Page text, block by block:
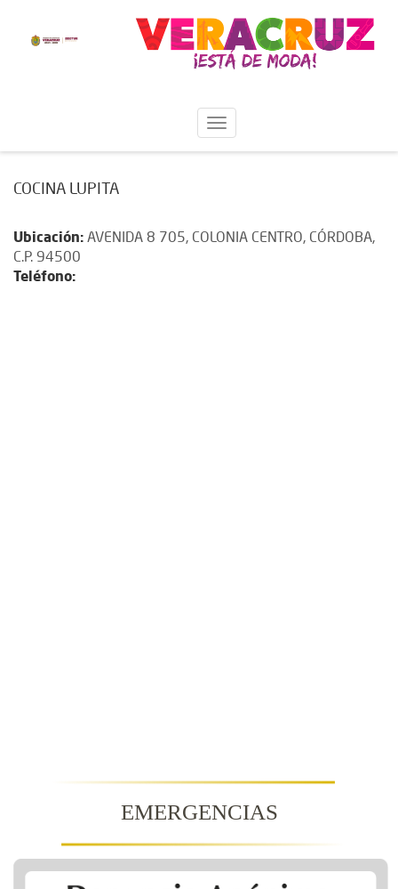
COCINA LUPITA
Ubicación: AVENIDA 8 705, COLONIA CENTRO, CÓRDOBA,
C.P. 94500
Teléfono:
EMERGENCIAS